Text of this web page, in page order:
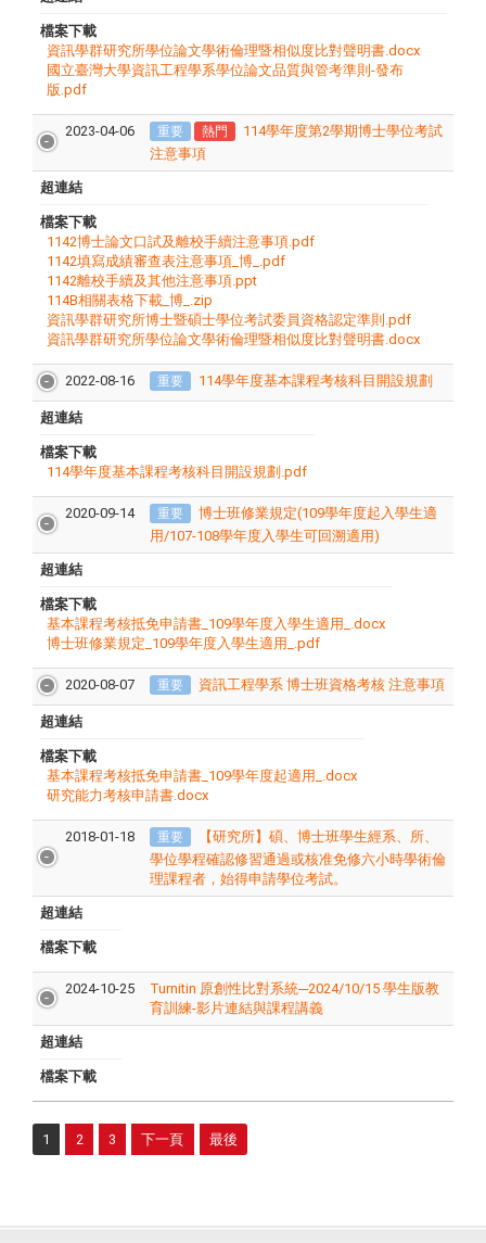
檔案下載
資訊學群研究所學位論文學術倫理暨相似度比對聲明書.docx
國立臺灣大學資訊工程學系學位論文品質與管考準則-發布
版.pdf
2023-04-06 重要 熱門
114學年度第2學期博士學位考試
注意事項
超連結
檔案下載
1142博士論文口試及離校手續注意事項.pdf
1142填寫成績審查表注意事項_博_.pdf
1142離校手續及其他注意事項.ppt
114B相關表格下載_博_.zip
資訊學群研究所博士暨碩士學位考試委員資格認定準則.pdf
資訊學群研究所學位論文學術倫理暨相似度比對聲明書.docx
2022-08-16 重要 114學年度基本課程考核科目開設規劃
超連結
檔案下載
114學年度基本課程考核科目開設規劃.pdf
2020-09-14 重要
博士班修業規定(109學年度起入學生適
用/107-108學年度入學生可回溯適用)
超連結
檔案下載
基本課程考核抵免申請書_109學年度入學生適用_.docx
博士班修業規定_109學年度入學生適用_.pdf
2020-08-07 重要 資訊工程學系 博士班資格考核 注意事項
超連結
檔案下載
基本課程考核抵免申請書_109學年度起適用_.docx
研究能力考核申請書.docx
2018-01-18 重要
【研究所】碩、博士班學生經系、所、
學位學程確認修習通過或核准免修六小時學術倫
理課程者，始得申請學位考試。
超連結
檔案下載
2024-10-25
Turnitin 原創性比對系統─2024/10/15 學生版教
育訓練-影片連結與課程講義
超連結
檔案下載
1 2 3 下一頁 最後